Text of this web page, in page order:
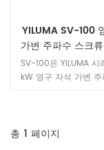
YILUMA SV-100
가변 주파수 스크
축기 – 75 kW 고효
절약형 모델
SV-100은 YILUMA 시
kW 영구 자석 가변
을 결합하여³ /min, 0.8
총 1 페이지